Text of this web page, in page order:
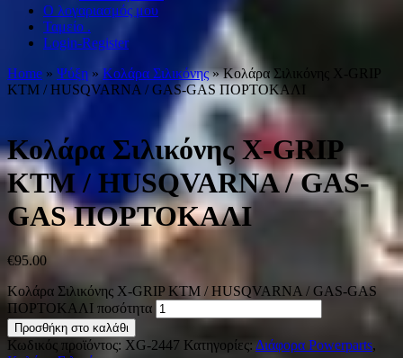
Ο λογαριασμός μου
Ταμείο .
Login-Register
Home » Ψύξη » Κολάρα Σιλικόνης» Κολάρα Σιλικόνης X-GRIP
KTM / HUSQVARNA / GAS-GAS ΠΟΡΤΟΚΑΛΙ
Κολάρα Σιλικόνης X-GRIP
KTM / HUSQVARNA / GAS-
GAS ΠΟΡΤΟΚΑΛΙ
€95.00
Κολάρα Σιλικόνης X-GRIP KTM / HUSQVARNA / GAS-GAS
ΠΟΡΤΟΚΑΛΙ ποσότητα
Προσθήκη στο καλάθι
Κωδικός προϊόντος: XG-2447 Κατηγορίες: Διάφορα Powerparts,